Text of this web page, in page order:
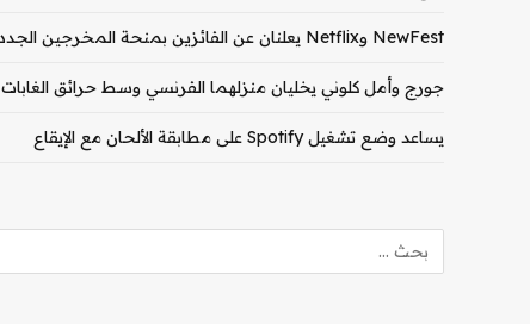
NewFest وNetflix يعلنان عن الفائزين بمنحة المخرجين الجدد لعام 2026
جورج وأمل كلوني يخليان منزلهما الفرنسي وسط حرائق الغابات
يساعد وضع تشغيل Spotify على مطابقة الألحان مع الإيقاع